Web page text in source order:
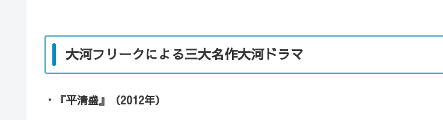
大河フリークによる三大名作大河ドラマ
・『平清盛』（2012年）